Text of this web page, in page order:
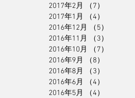
2017年2月
（7）
2017年1月
（4）
2016年12月
（5）
2016年11月
（3）
2016年10月
（7）
2016年9月
（8）
2016年8月
（3）
2016年6月
（4）
2016年5月
（4）